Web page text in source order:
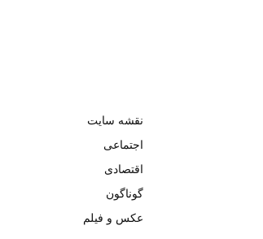
نقشه سایت
اجتماعی
اقتصادی
گوناگون
عکس و فیلم